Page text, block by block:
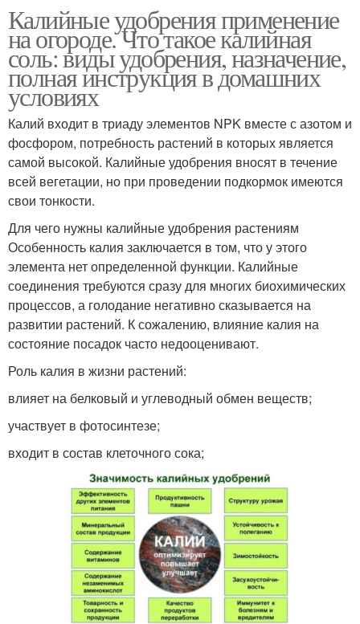
Калийные удобрения применение
на огороде. Что такое калийная
соль: виды удобрения, назначение,
полная инструкция в домашних
условиях
Калий входит в триаду элементов NPK вместе с азотом и
фосфором, потребность растений в которых является
самой высокой. Калийные удобрения вносят в течение
всей вегетации, но при проведении подкормок имеются
свои тонкости.
Для чего нужны калийные удобрения растениям
Особенность калия заключается в том, что у этого
элемента нет определенной функции. Калийные
соединения требуются сразу для многих биохимических
процессов, а голодание негативно сказывается на
развитии растений. К сожалению, влияние калия на
состояние посадок часто недооценивают.
Роль калия в жизни растений:
влияет на белковый и углеводный обмен веществ;
участвует в фотосинтезе;
входит в состав клеточного сока;